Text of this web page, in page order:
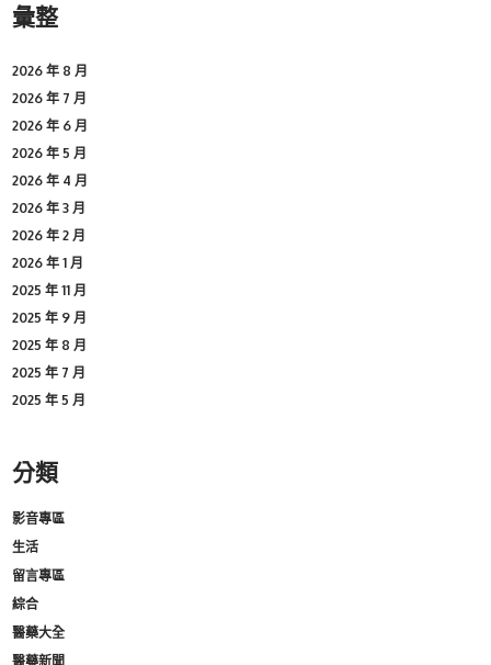
彙整
2026 年 8 月
2026 年 7 月
2026 年 6 月
2026 年 5 月
2026 年 4 月
2026 年 3 月
2026 年 2 月
2026 年 1 月
2025 年 11 月
2025 年 9 月
2025 年 8 月
2025 年 7 月
2025 年 5 月
分類
影音專區
生活
留言專區
綜合
醫藥大全
醫藥新聞